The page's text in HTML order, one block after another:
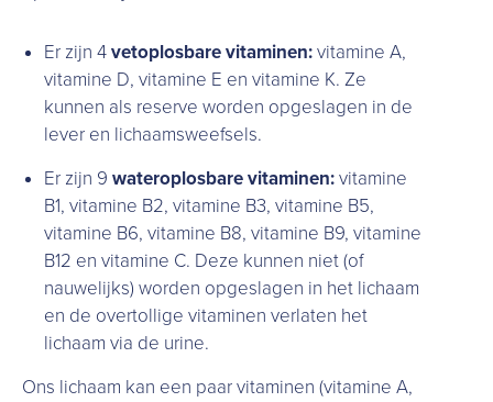
Er zijn 4vetoplosbare vitaminen:vitamine A,
vitamine D, vitamine E en vitamine K. Ze
kunnen als reserve worden opgeslagen in de
lever en lichaamsweefsels.
Er zijn 9 wateroplosbare vitaminen:vitamine
B1, vitamine B2, vitamine B3, vitamine B5,
vitamine B6, vitamine B8, vitamine B9, vitamine
B12 en vitamine C. Deze kunnen niet (of
nauwelijks) worden opgeslagen in het lichaam
en de overtollige vitaminen verlaten het
lichaam via de urine.
Ons lichaam kan een paar vitaminen (vitamine A,